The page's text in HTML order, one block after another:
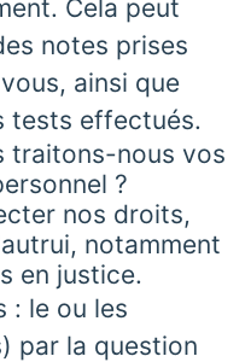
Cela peut
notes prises
ainsi que
tests effectués.
traitons-nous vos
?
nos droits,
notamment
en justice.
: le ou les
par la question